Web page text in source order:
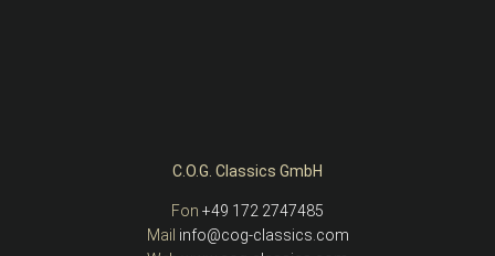
C.O.G. Classics GmbH
Fon +49 172 2747485
Mail info@cog-classics.com